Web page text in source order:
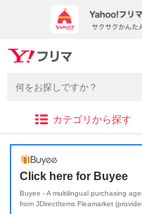
カテゴリから探す
Click here for Buyee
Buyee - A multilingual purchasing
from JDirectItems Fleamarket